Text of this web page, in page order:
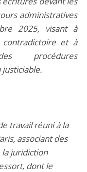
administratives
2025, visant à
et à
procédures
justiciable.
travail réuni à la
associant des
juridiction
dont le